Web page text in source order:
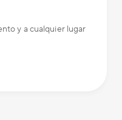
y a cualquier lugar